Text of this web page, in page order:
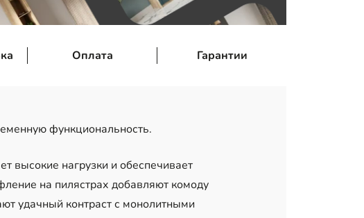
Оплата Гарантии
функциональность.
высокие нагрузки и обеспечивает
на пилястрах добавляют комоду
удачный контраст с монолитными